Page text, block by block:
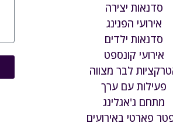
סדנאות יצירה
אירועי הפנינג
סדנאות ילדים
אירועי קונספט
לבר מצווה
פעילות עם ערך
מתחם ג'אגלינג
פארטי באירועים